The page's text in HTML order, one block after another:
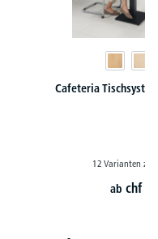
Cafeteria
12 Varianten zur
abchf